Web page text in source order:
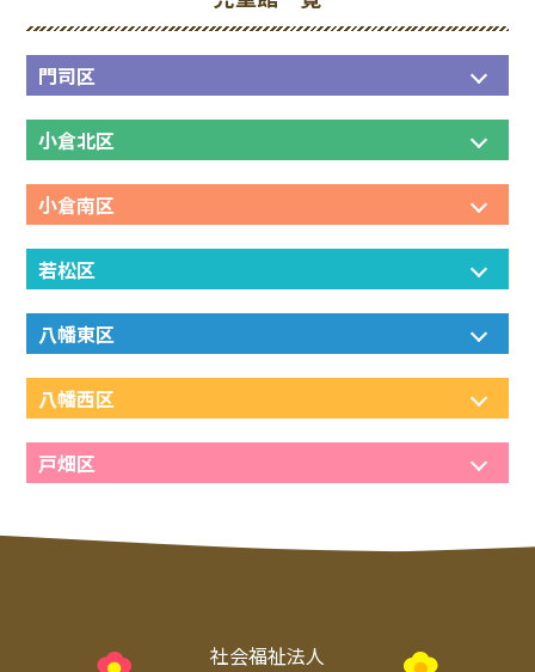
門司区
小倉北区
小倉南区
若松区
八幡東区
八幡西区
戸畑区
社会福祉法人